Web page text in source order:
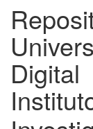
Digital